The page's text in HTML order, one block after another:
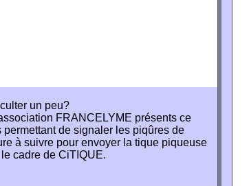
un peu?
FRANCELYME présents ce
de signaler les piqûres de
à suivre pour envoyer la tique piqueuse
cadre de CiTIQUE.